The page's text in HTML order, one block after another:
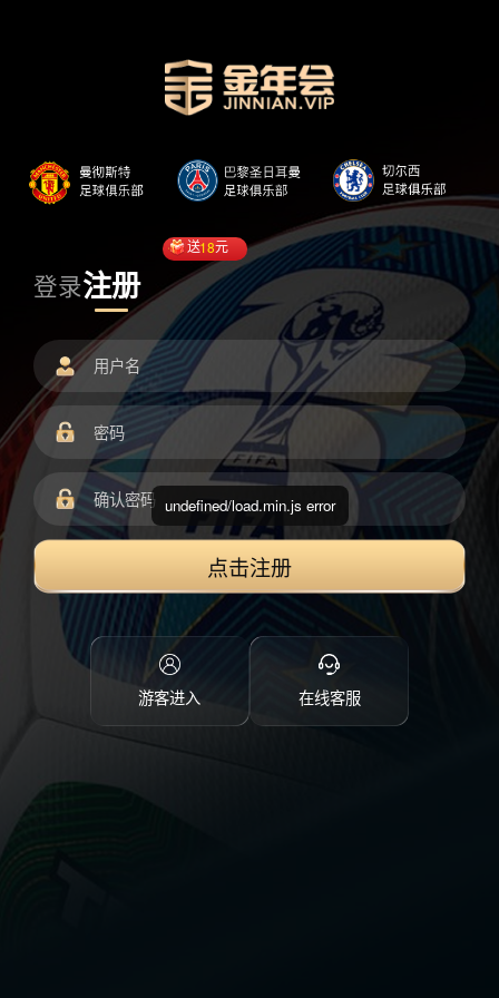
登录注册
送18元
点击注册
游客进入 在线客服
undefined/load.min.js error